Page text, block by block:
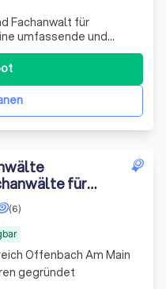
Fachanwalt für
umfassende und
meiner langjährigen
bin ich in der Lage, Sie
zu unterstützen. Dabei
für
(6)
Offenbach Am Main
gegründet